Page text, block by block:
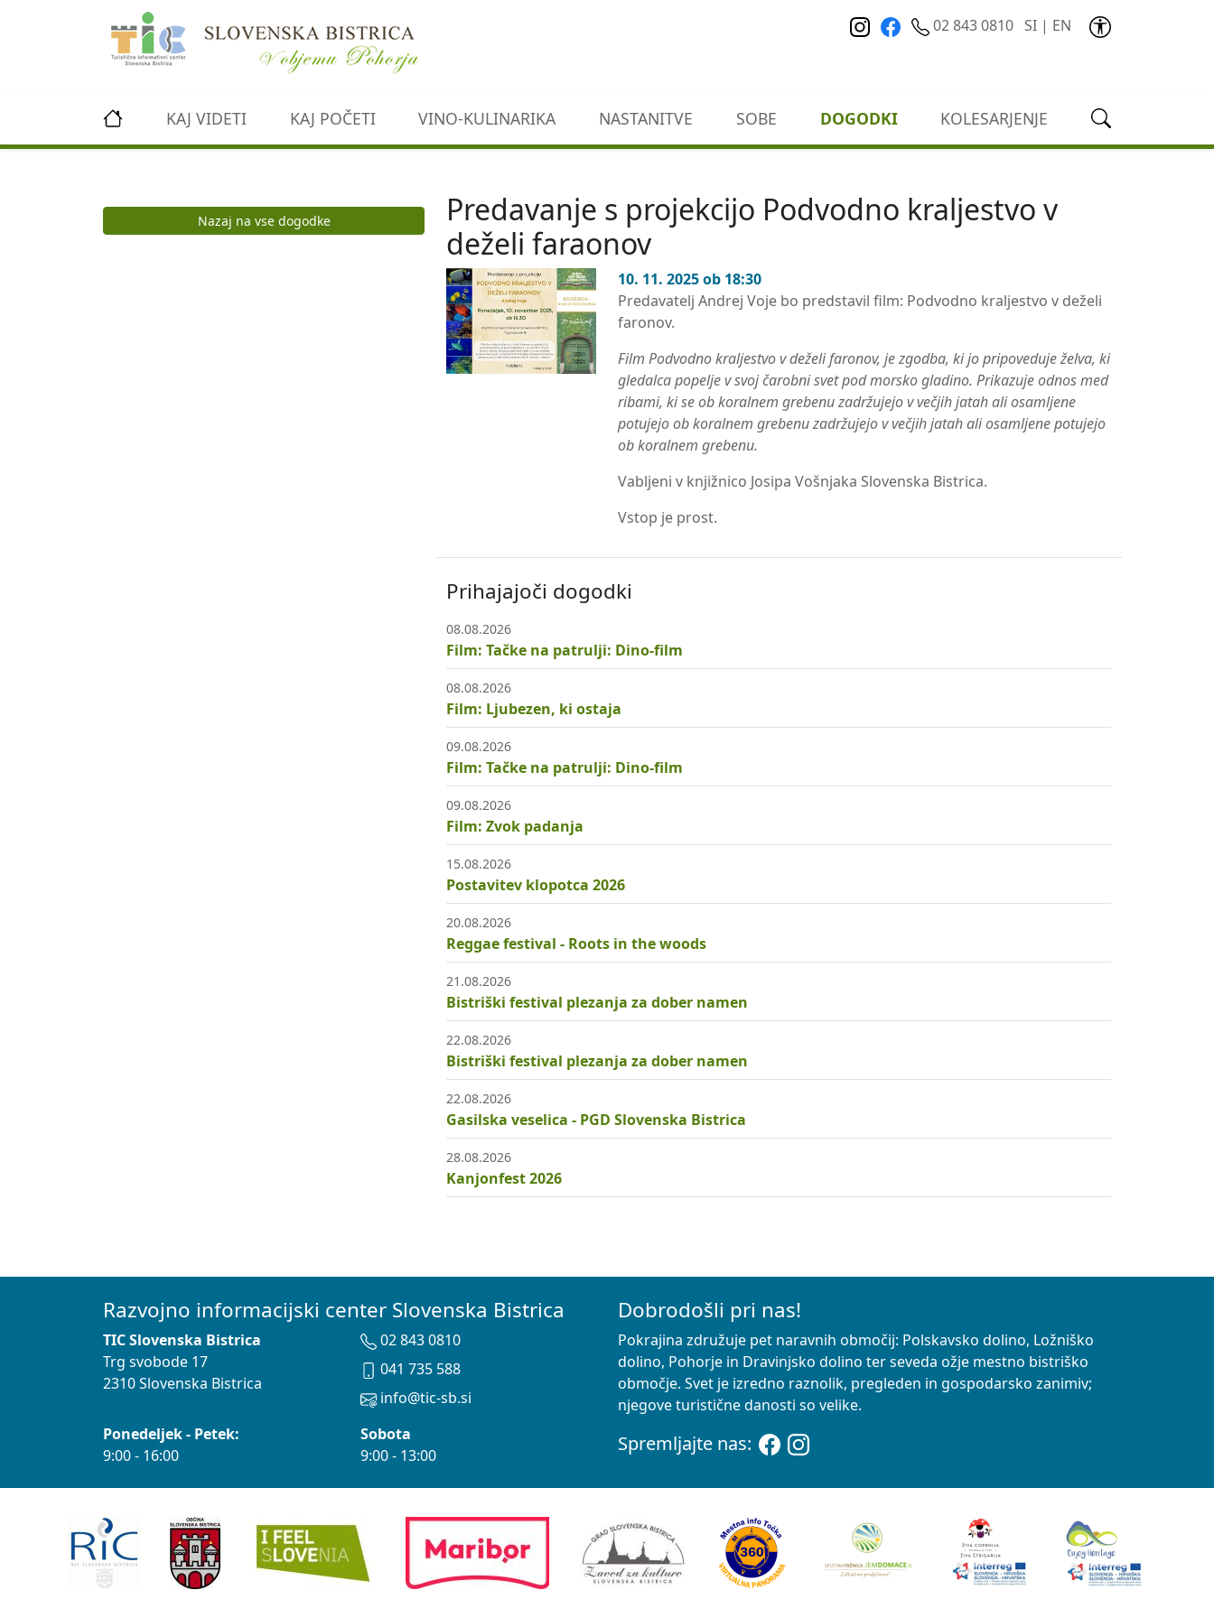
02 843 0810 SI | EN
KAJ VIDETI KAJ POČETI VINO-KULINARIKA NASTANITVE SOBE DOGODKI KOLESARJENJE
Nazaj na vse dogodke
Predavanje s projekcijo Podvodno kraljestvo v
deželi faraonov
10. 11. 2025 ob 18:30
Predavatelj Andrej Voje bo predstavil film: Podvodno kraljestvo v deželi
faronov.
Film Podvodno kraljestvo v deželi faronov, je zgodba, ki jo pripoveduje želva, ki
gledalca popelje v svoj čarobni svet pod morsko gladino. Prikazuje odnos med
ribami, ki se ob koralnem grebenu zadržujejo v večjih jatah ali osamljene
potujejo ob koralnem grebenu zadržujejo v večjih jatah ali osamljene potujejo
ob koralnem grebenu.
Vabljeni v knjižnico Josipa Vošnjaka Slovenska Bistrica.
Vstop je prost.
Prihajajoči dogodki
08.08.2026
Film: Tačke na patrulji: Dino-film
08.08.2026
Film: Ljubezen, ki ostaja
09.08.2026
Film: Tačke na patrulji: Dino-film
09.08.2026
Film: Zvok padanja
15.08.2026
Postavitev klopotca 2026
20.08.2026
Reggae festival - Roots in the woods
21.08.2026
Bistriški festival plezanja za dober namen
22.08.2026
Bistriški festival plezanja za dober namen
22.08.2026
Gasilska veselica - PGD Slovenska Bistrica
28.08.2026
Kanjonfest 2026
Razvojno informacijski center Slovenska Bistrica
TIC Slovenska Bistrica
Trg svobode 17
2310 Slovenska Bistrica
02 843 0810
041 735 588
info@tic-sb.si
Ponedeljek - Petek:
9:00 - 16:00
Sobota
9:00 - 13:00
Dobrodošli pri nas!
Pokrajina združuje pet naravnih območij: Polskavsko dolino, Ložniško
dolino, Pohorje in Dravinjsko dolino ter seveda ožje mestno bistriško
območje. Svet je izredno raznolik, pregleden in gospodarsko zanimiv;
njegove turistične danosti so velike.
Spremljajte nas: